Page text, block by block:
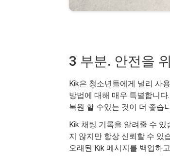
3 부분. 안전을
Kik은 청소년들에게 널리 사
방법에 대해 매우 특별합니
복원 할 수있는 것이 더 좋습
Kik 채팅 기록을 알려줄 수
지 않지만 항상 신뢰할 수 있
오래된 Kik 메시지를 백업하